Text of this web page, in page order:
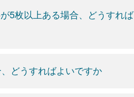
5枚以上ある場合、どうすれば
どうすればよいですか